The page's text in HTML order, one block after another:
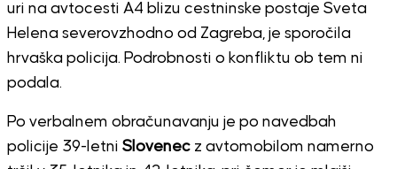
uri na avtocesti A4 blizu cestninske postaje Sveta
Helena severovzhodno od Zagreba, je sporočila
hrvaška policija. Podrobnosti o konfliktu ob tem ni
podala.
Po verbalnem obračunavanju je po navedbah
policije 39-letni Slovenecz avtomobilom namerno